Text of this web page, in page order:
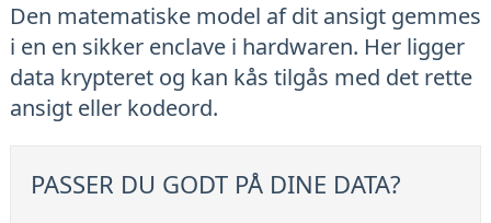
Den matematiske model af dit ansigt gemmes
i en en sikker enclave i hardwaren. Her ligger
data krypteret og kan kås tilgås med det rette
ansigt eller kodeord.
PASSER DU GODT PÅ DINE DATA?